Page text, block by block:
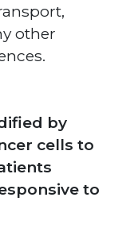
other
by
cells to
to